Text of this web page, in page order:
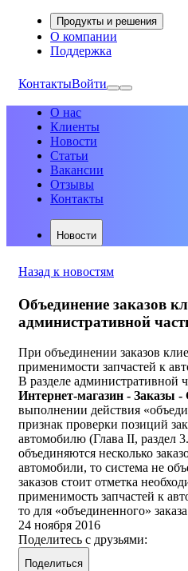
Продукты и решения
О компании
Поддержка
КонтактыВойти
О нас
Клиенты
Новости
Статьи
Вакансии
Отзывы
Контакты
Новости
Назад к новостям
Объединение заказов
административной
При объединении заказов
применимости запчастей к
В разделе административной
Интернет-магазин - Заказы -
выполнении действия
признак проверки позиций
автомобилю (Глава II, раздел
объединяются несколько
автомобили, то система не
заказов стоит отметка
применимость запчастей к
то для «объединенного»
24 ноября 2016
Поделитесь с друзьями:
Поделиться